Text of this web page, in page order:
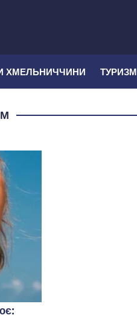
ХМЕЛЬНИЧЧИНИ ТУРИЗМ